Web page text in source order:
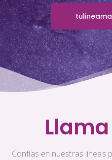
Confías en nuestras líneas